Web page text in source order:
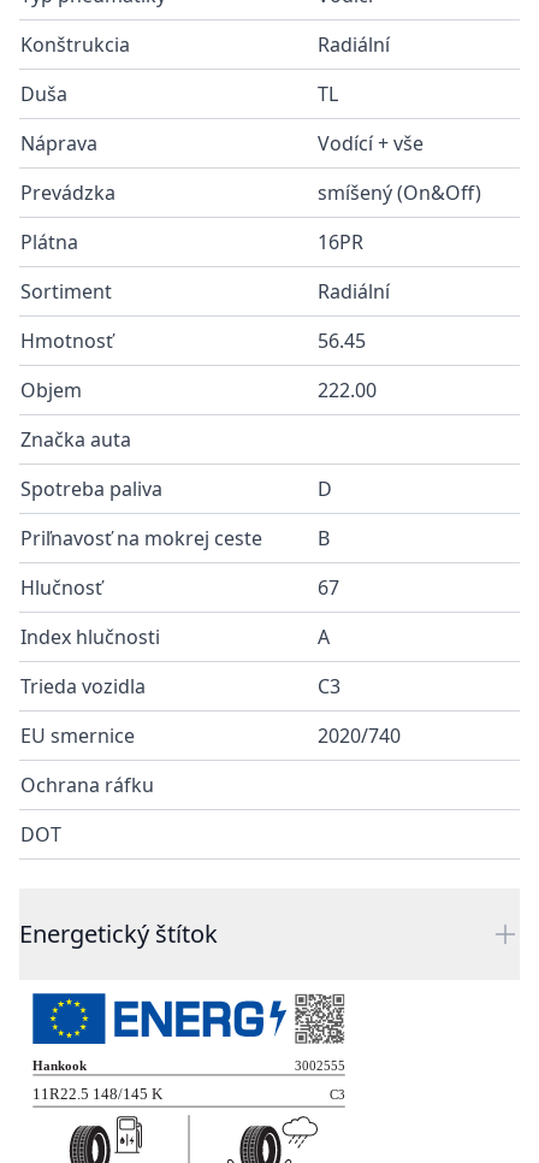
Konštrukcia
Radiální
Duša
TL
Náprava
Vodící + vše
Prevádzka
smíšený (On&Off)
Plátna
16PR
Sortiment
Radiální
Hmotnosť
56.45
Objem
222.00
Značka auta
Spotreba paliva
D
Priľnavosť na mokrej ceste
B
Hlučnosť
67
Index hlučnosti
A
Trieda vozidla
C3
EU smernice
2020/740
Ochrana ráfku
DOT
Energetický štítok